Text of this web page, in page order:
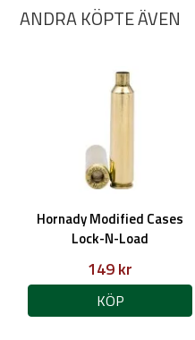
ANDRA KÖPTE ÄVEN
Hornady Modified Cases
Lock-N-Load
149 kr
KÖP